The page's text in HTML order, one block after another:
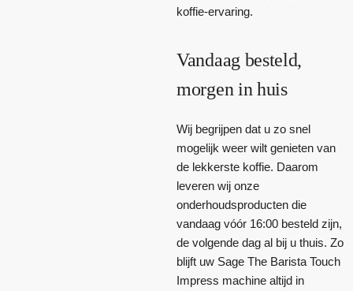
koffie-ervaring.
Vandaag besteld,
morgen in huis
Wij begrijpen dat u zo snel
mogelijk weer wilt genieten van
de lekkerste koffie. Daarom
leveren wij onze
onderhoudsproducten die
vandaag vóór 16:00 besteld zijn,
de volgende dag al bij u thuis. Zo
blijft uw Sage The Barista Touch
Impress machine altijd in